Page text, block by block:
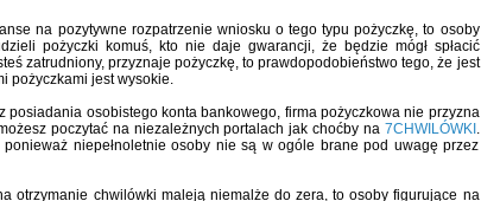
na pozytywne rozpatrzenie wniosku o tego typu pożyczkę, to osoby
pożyczki komuś, kto nie daje gwarancji, że będzie mógł spłacić
zatrudniony, przyznaje pożyczkę, to prawdopodobieństwo tego, że jest
pożyczkami jest wysokie.
posiadania osobistego konta bankowego, firma pożyczkowa nie przyzna
poczytać na niezależnych portalach jak choćby na 7CHWILÓWKI .
niepełnoletnie osoby nie są w ogóle brane pod uwagę przez
otrzymanie chwilówki maleją niemalże do zera, to osoby figurujące na